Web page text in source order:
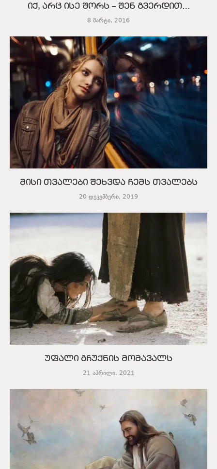
იქ, არც ისე შორს – შენ გვერდით…
8 მარტი, 2016
მისი თვალები შეხვდა ჩემს თვალებს
20 დეკემბერი, 2019
უფალი გჩუქნის მომავალს
21 აპრილი, 2021